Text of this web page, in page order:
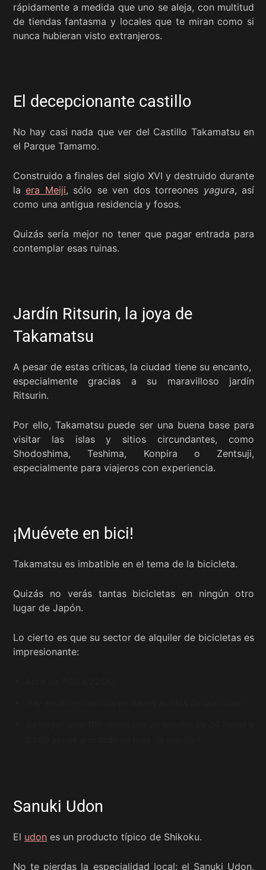
rápidamente a medida que uno se aleja, con multitud
de tiendas fantasma y locales que te miran como si
nunca hubieran visto extranjeros.
El decepcionante castillo
No hay casi nada que ver del Castillo Takamatsu en
el Parque Tamamo.
Construido a finales del siglo XVI y destruido durante
laera Meiji, sólo se ven dos torreones yagura, así
como una antigua residencia y fosos.
Quizás sería mejor no tener que pagar entrada para
contemplar esas ruinas.
Jardín Ritsurin, la joya de
Takamatsu
A pesar de estas críticas, la ciudad tiene su encanto,
especialmente gracias a su maravilloso jardín
Ritsurin.
Por ello, Takamatsu puede ser una buena base para
visitar las islas y sitios circundantes, como
Shodoshima, Teshima, Konpira o Zentsuji,
especialmente para viajeros con experiencia.
¡Muévete en bici!
Takamatsu es imbatible en el tema de la bicicleta.
Quizás no verás tantas bicicletas en ningún otro
lugar de Japón.
Lo cierto es que su sector de alquiler de bicicletas es
impresionante:
Sanuki Udon
El udon es un producto típico de Shikoku.
No te pierdas la especialidad local: el Sanuki Udon,